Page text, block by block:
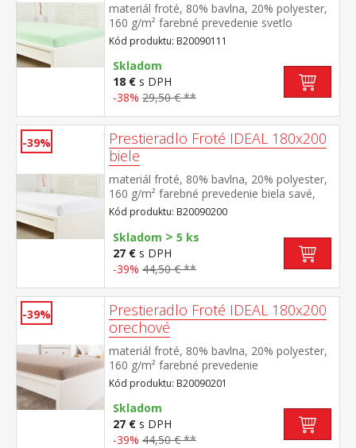
materiál froté, 80% bavlna, 20% polyester,
160 g/m² farebné prevedenie svetlo
zelená savé, odolné, stálofarebné, obšité
gumou pre matrace do výšky 25
cm prateľné do 40 °C
Kód produktu: B20090111
Skladom
18 € s DPH
-38% 29,50 € **
-39%
Prestieradlo Froté IDEAL 180x200
biele
materiál froté, 80% bavlna, 20% polyester,
160 g/m² farebné prevedenie biela savé,
odolné, stálofarebné, obšité gumou pre
matrace do výšky 25 cm prateľné do 40 °C
Kód produktu: B20090200
Skladom > 5 ks
27 € s DPH
-39% 44,50 € **
-39%
Prestieradlo Froté IDEAL 180x200
orechové
materiál froté, 80% bavlna, 20% polyester,
160 g/m² farebné prevedenie
orechová savé, odolné, stálofarebné,
obšité gumou pre matrace do výšky 25
cm prateľné do 40 °C
Kód produktu: B20090201
Skladom
27 € s DPH
-39% 44,50 € **